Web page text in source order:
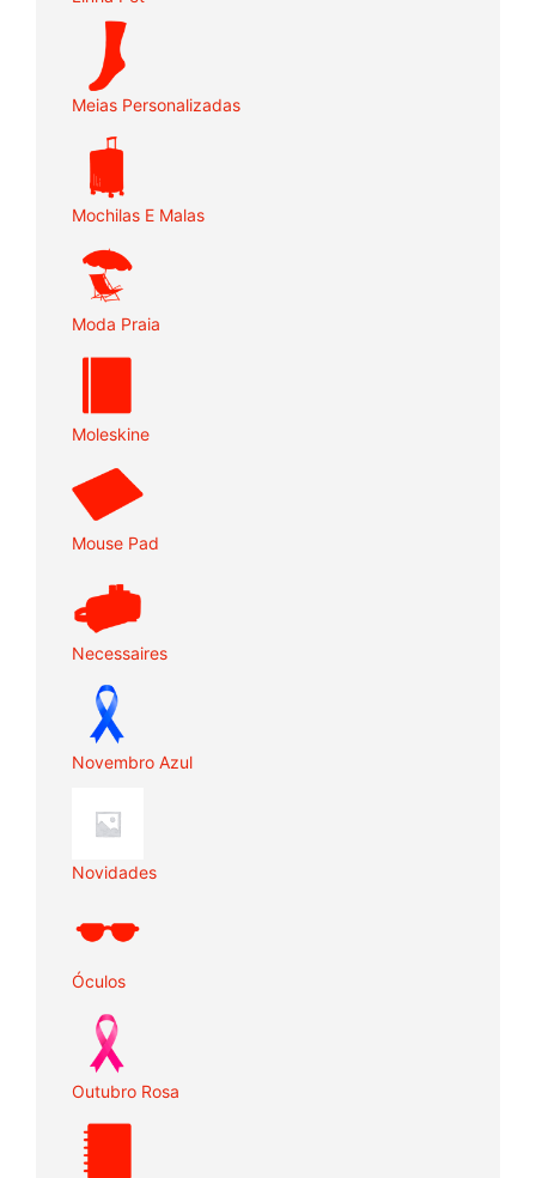
Meias Personalizadas
Mochilas E Malas
Moda Praia
Moleskine
Mouse Pad
Necessaires
Novembro Azul
Novidades
Óculos
Outubro Rosa